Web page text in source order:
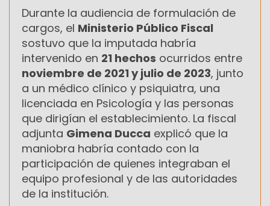
Durante la audiencia de formulación de
cargos, el Ministerio Público Fiscal
sostuvo que la imputada habría
intervenido en 21 hechos ocurridos entre
noviembre de 2021 y julio de 2023, junto
a un médico clínico y psiquiatra, una
licenciada en Psicología y las personas
que dirigían el establecimiento. La fiscal
adjunta Gimena Ducca explicó que la
maniobra habría contado con la
participación de quienes integraban el
equipo profesional y de las autoridades
de la institución.